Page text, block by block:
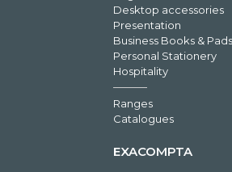
Desktop accessories
Presentation
Business Books & Pads
Personal Stationery
Hospitality
Ranges
Catalogues
EXACOMPTA